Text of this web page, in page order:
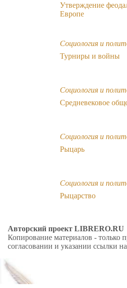
Утверждение
Европе
Социология и
Турниры и войны
Социология и
Средневековое
Социология и
Рыцарь
Социология и
Рыцарство
Авторский проект LIBRERO.RU
Копирование материалов - только
согласовании и указании ссылки